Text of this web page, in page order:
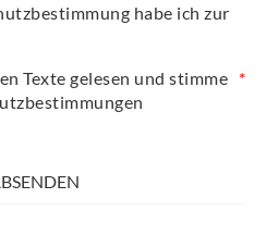
habe ich zur
*
Texte gelesen und stimme